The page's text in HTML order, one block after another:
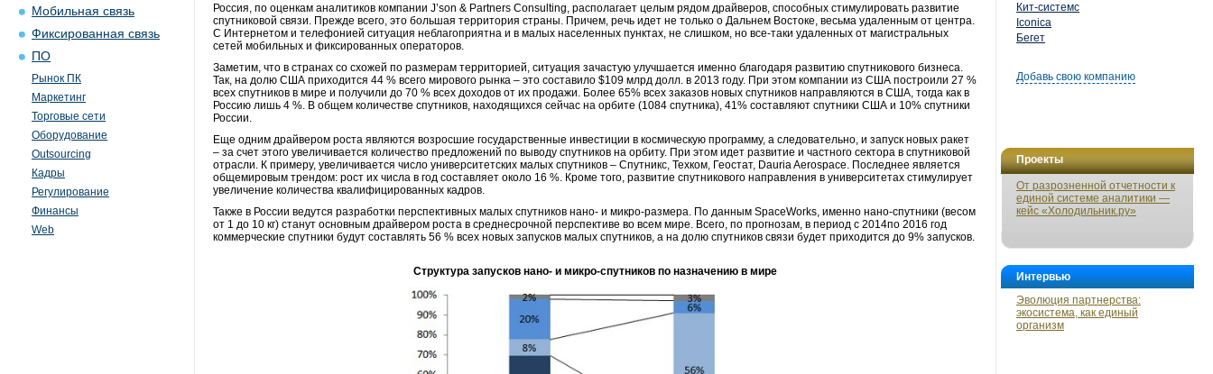
Мобильная связь
Фиксированная связь
ПО
Рынок ПК
Маркетинг
Торговые сети
Оборудование
Outsourcing
Кадры
Регулирование
Финансы
Web
Кит-системс
Iconica
Бегет
Добавь свою компанию
Проекты
От разрозненной отчетности к
единой системе аналитики —
кейс «Холодильник.ру»
Интервью
Эволюция партнерства:
экосистема, как единый
организм
Россия, по оценкам аналитиков компании J’son & Partners Consulting, располагает целым рядом драйверов, способных стимулировать развитие
спутниковой связи. Прежде всего, это большая территория страны. Причем, речь идет не только о Дальнем Востоке, весьма удаленным от центра.
С Интернетом и телефонией ситуация неблагоприятна и в малых населенных пунктах, не слишком, но все-таки удаленных от магистральных
сетей мобильных и фиксированных операторов.
Заметим, что в странах со схожей по размерам территорией, ситуация зачастую улучшается именно благодаря развитию спутникового бизнеса.
Так, на долю США приходится 44 % всего мирового рынка – это составило $109 млрд долл. в 2013 году. При этом компании из США построили 27 %
всех спутников в мире и получили до 70 % всех доходов от их продажи. Более 65% всех заказов новых спутников направляются в США, тогда как в
Россию лишь 4 %. В общем количестве спутников, находящихся сейчас на орбите (1084 спутника), 41% составляют спутники США и 10% спутники
России.
Еще одним драйвером роста являются возросшие государственные инвестиции в космическую программу, а следовательно, и запуск новых ракет
– за счет этого увеличивается количество предложений по выводу спутников на орбиту. При этом идет развитие и частного сектора в спутниковой
отрасли. К примеру, увеличивается число университетских малых спутников – Спутникс, Техком, Геостат, Dauria Aerospace. Последнее является
общемировым трендом: рост их числа в год составляет около 16 %. Кроме того, развитие спутникового направления в университетах стимулирует
увеличение количества квалифицированных кадров.
Также в России ведутся разработки перспективных малых спутников нано- и микро-размера. По данным SpaceWorks, именно нано-спутники (весом
от 1 до 10 кг) станут основным драйвером роста в среднесрочной перспективе во всем мире. Всего, по прогнозам, в период с 2014по 2016 год
коммерческие спутники будут составлять 56 % всех новых запусков малых спутников, а на долю спутников связи будет приходится до 9% запусков.
Структура запусков нано- и микро-спутников по назначению в мире